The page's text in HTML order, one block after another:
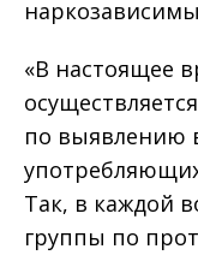
«В настоящее
по выявлению
Так, в каждой
группы по